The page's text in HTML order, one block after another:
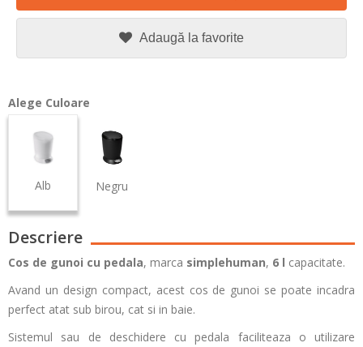
Adaugă la favorite
Alege Culoare
Alb Negru
Descriere
Cos de gunoi cu pedala, marca simplehuman, 6 l capacitate.
Avand un design compact, acest cos de gunoi se poate incadra
perfect atat sub birou, cat si in baie.
Sistemul sau de deschidere cu pedala faciliteaza o utilizare